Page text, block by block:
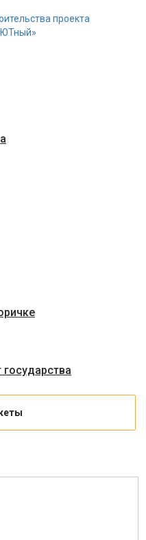
проекта